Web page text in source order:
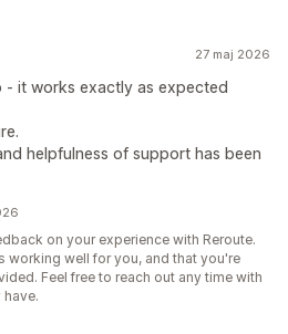
27 maj 2026
- it works exactly as expected
helpfulness of support has been
on your experience with Reroute.
working well for you, and that you're
Feel free to reach out any time with
have.